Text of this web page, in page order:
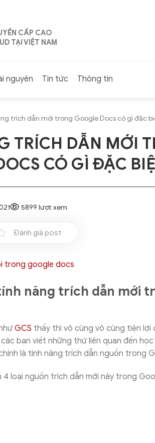
CẤP CAO
TẠI VIỆT NAM
nguyên Tin tức Thông tin
trích dẫn mới trong Google Docs có gì đặc
TRÍCH DẪN MỚI
CÓ GÌ ĐẶC
5899 lượt xem
Đánh giá post
năng trích dẫn mới
GCS thấy thì vô cùng vô cùng tiện lợi
các bạn viết những thứ liên quan đến
là tính năng trích dẫn nguồn trong
loại nguồn trích dẫn mới này trong